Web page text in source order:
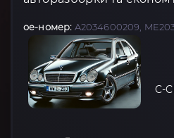
oe-номер: A2034600209,
C-